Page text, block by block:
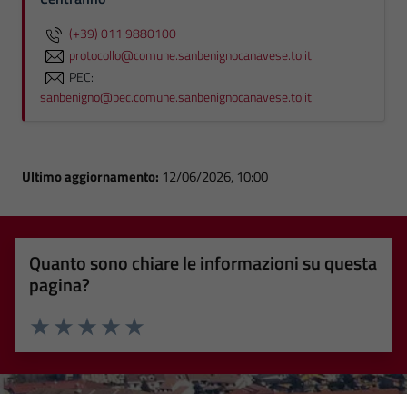
(+39) 011.9880100
protocollo@comune.sanbenignocanavese.to.it
PEC:
sanbenigno@pec.comune.sanbenignocanavese.to.it
Ultimo aggiornamento: 12/06/2026, 10:00
Quanto sono chiare le informazioni su questa
pagina?
Valuta 5 stelle su 5
Valuta 4 stelle su 5
Valuta 3 stelle su 5
Valuta 2 stelle su 5
Valuta 1 stelle su 5